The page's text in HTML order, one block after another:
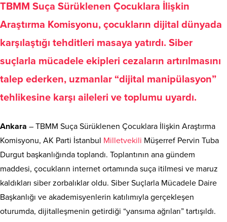
TBMM Suça Sürüklenen Çocuklara İlişkin
Araştırma Komisyonu, çocukların dijital dünyada
karşılaştığı tehditleri masaya yatırdı. Siber
suçlarla mücadele ekipleri cezaların artırılmasını
talep ederken, uzmanlar “dijital manipülasyon”
tehlikesine karşı aileleri ve toplumu uyardı.
Ankara – TBMM Suça Sürüklenen Çocuklara İlişkin Araştırma
Komisyonu, AK Parti İstanbul Milletvekili Müşerref Pervin Tuba
Durgut başkanlığında toplandı. Toplantının ana gündem
maddesi, çocukların internet ortamında suça itilmesi ve maruz
kaldıkları siber zorbalıklar oldu. Siber Suçlarla Mücadele Daire
Başkanlığı ve akademisyenlerin katılımıyla gerçekleşen
oturumda, dijitalleşmenin getirdiği “yansıma ağrıları” tartışıldı.